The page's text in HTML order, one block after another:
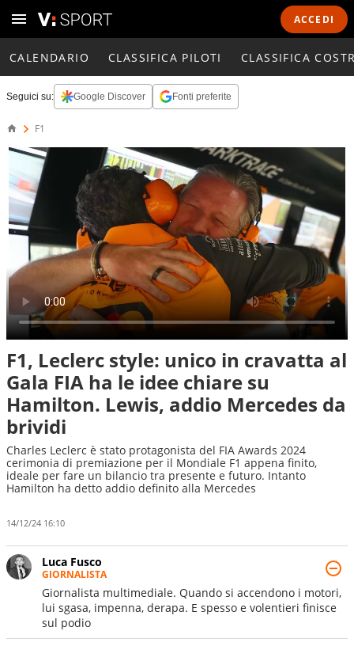
ACCEDI
CALENDARIO CLASSIFICA PILOTI CLASSIFICA
Seguici su: Google Discover Fonti preferite
F1
F1, Leclerc style: unico in cravatta al
Gala FIA ha le idee chiare su
Hamilton. Lewis, addio Mercedes da
brividi
Charles Leclerc è stato protagonista del FIA Awards 2024
cerimonia di premiazione per il Mondiale F1 appena finito,
ideale per fare un bilancio tra presente e futuro. Intanto
Hamilton ha detto addio definito alla Mercedes
14/12/24 16:10
Luca Fusco
GIORNALISTA
Giornalista multimediale. Quando si accendono i motori,
lui sgasa, impenna, derapa. E spesso e volentieri finisce
sul podio